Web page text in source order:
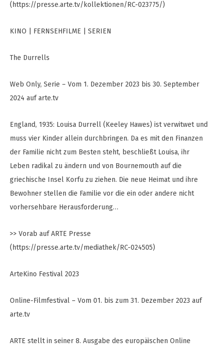
(https://presse.arte.tv/kollektionen/RC-023775/)
KINO | FERNSEHFILME | SERIEN
The Durrells
Web Only, Serie – Vom 1. Dezember 2023 bis 30. September
2024 auf arte.tv
England, 1935: Louisa Durrell (Keeley Hawes) ist verwitwet und
muss vier Kinder allein durchbringen. Da es mit den Finanzen
der Familie nicht zum Besten steht, beschließt Louisa, ihr
Leben radikal zu ändern und von Bournemouth auf die
griechische Insel Korfu zu ziehen. Die neue Heimat und ihre
Bewohner stellen die Familie vor die ein oder andere nicht
vorhersehbare Herausforderung…
>> Vorab auf ARTE Presse
(https://presse.arte.tv/mediathek/RC-024505)
ArteKino Festival 2023
Online-Filmfestival – Vom 01. bis zum 31. Dezember 2023 auf
arte.tv
ARTE stellt in seiner 8. Ausgabe des europäischen Online